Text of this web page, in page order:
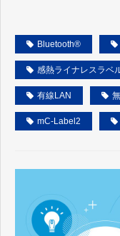
Bluetooth®
感熱ライナレスラベ
有線LAN
mC-Label2